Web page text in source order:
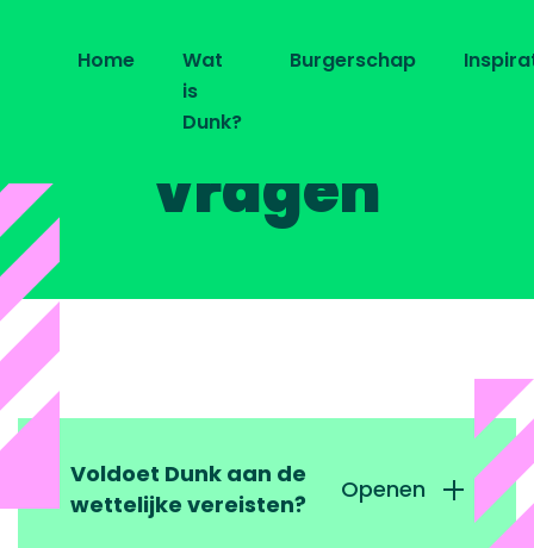
Home
Wat
is
Dunk?
Wat is Dunk?
Introductiefilmpjes
Burgerschap
Burgerschap
Gids voor burgerschap
Inspiratie
Duurzaamheid
Alle artikelen
FAQ
Veelgestelde
vragen
Voldoet Dunk aan de
wettelijke vereisten?
Openen